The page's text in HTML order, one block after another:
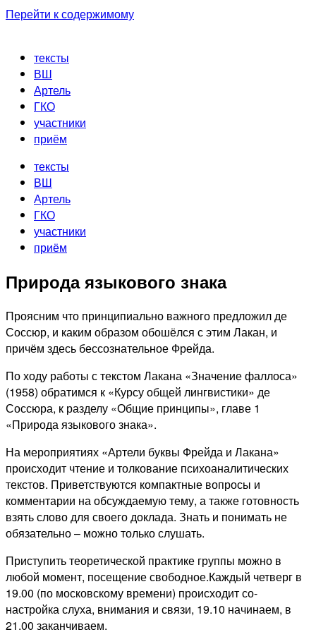
Перейти к содержимому
тексты
ВШ
Артель
ГКО
участники
приём
тексты
ВШ
Артель
ГКО
участники
приём
Природа языкового знака
Проясним что принципиально важного предложил де
Соссюр, и каким образом обошёлся с этим Лакан, и
причём здесь бессознательное Фрейда.
По ходу работы с текстом Лакана «Значение фаллоса»
(1958) обратимся к «Курсу общей лингвистики» де
Соссюра, к разделу «Общие принципы», главе 1
«Природа языкового знака».
На мероприятиях «Артели буквы Фрейда и Лакана»
происходит чтение и толкование психоаналитических
текстов. Приветствуются компактные вопросы и
комментарии на обсуждаемую тему, а также готовность
взять слово для своего доклада. Знать и понимать не
обязательно – можно только слушать.
Приступить теоретической практике группы можно в
любой момент, посещение свободное.Каждый четверг в
19.00 (по московскому времени) происходит со-
настройка слуха, внимания и связи, 19.10 начинаем, в
21.00 заканчиваем.